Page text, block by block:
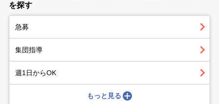
を探す
急募
集団指導
週1日からOK
もっと見る